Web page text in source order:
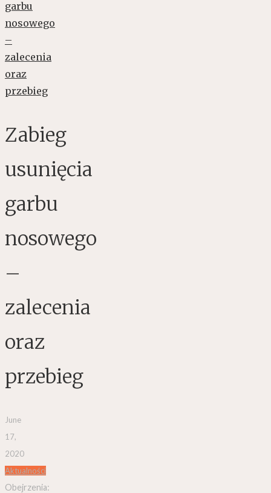
Zabieg
usunięcia
garbu
nosowego
–
zalecenia
oraz
przebieg
June
17,
2020
Aktualności
Obejrzenia: